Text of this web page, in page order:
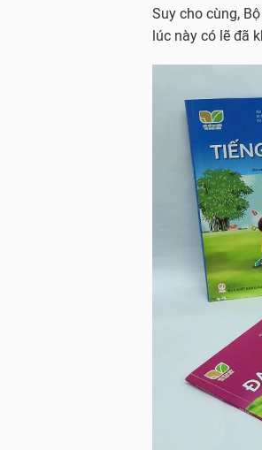
Suy cho cùng,
lúc này có lẽ đã